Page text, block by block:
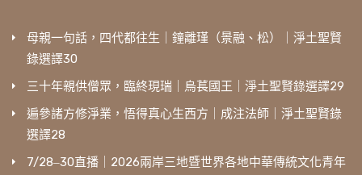
母親一句話，四代都往生｜鐘離瑾（景融、松）｜淨土聖賢
錄選譯30
三十年親供僧眾，臨終現瑞｜烏萇國王｜淨土聖賢錄選譯29
遍參諸方修淨業，悟得真心生西方｜成注法師｜淨土聖賢錄
選譯28
7/28‒30直播｜2026兩岸三地暨世界各地中華傳統文化青年